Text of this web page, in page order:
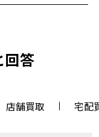
回答
店舗買取 宅配